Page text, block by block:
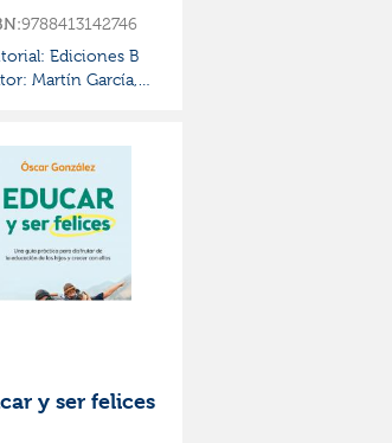
9788413142746
Ediciones B
Martín García,
y ser felices